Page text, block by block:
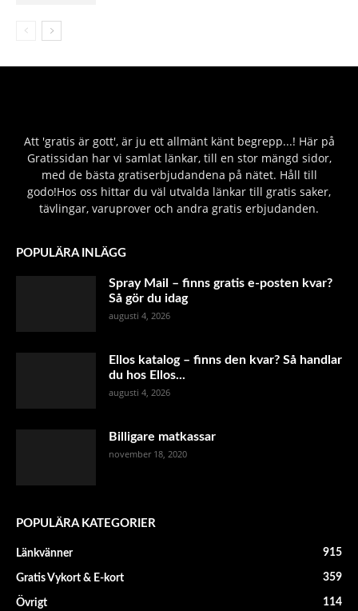
Att 'gratis är gott', är ju ett allmänt känt begrepp...! Här på
Gratissidan har vi samlat länkar, till en stor mängd sidor,
med de bästa gratiserbjudandena på nätet. Håll till
godo!Hos oss hittar du väl utvalda länkar till gratis saker,
tävlingar, varuprover och andra gratis erbjudanden.
POPULÄRA INLÄGG
Spray Mail – finns gratis e-posten kvar?
Så gör du idag
augusti 4, 2026
Ellos katalog – finns den kvar? Så handlar
du hos Ellos...
augusti 4, 2026
Billigare matkassar
november 18, 2020
POPULÄRA KATEGORIER
Länkvänner 915
Gratis Vykort & E-kort 359
Övrigt 114